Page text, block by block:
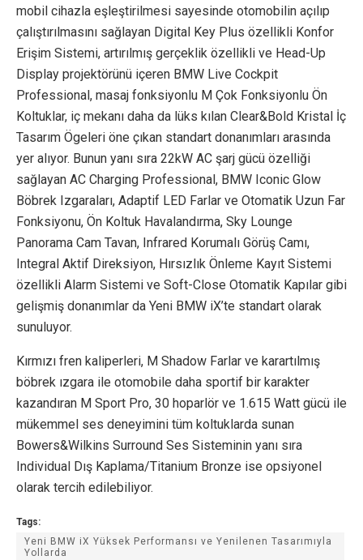
mobil cihazla eşleştirilmesi sayesinde otomobilin açılıp
çalıştırılmasını sağlayan Digital Key Plus özellikli Konfor
Erişim Sistemi, artırılmış gerçeklik özellikli ve Head-Up
Display projektörünü içeren BMW Live Cockpit
Professional, masaj fonksiyonlu M Çok Fonksiyonlu Ön
Koltuklar, iç mekanı daha da lüks kılan Clear&Bold Kristal İç
Tasarım Ögeleri öne çıkan standart donanımları arasında
yer alıyor. Bunun yanı sıra 22kW AC şarj gücü özelliği
sağlayan AC Charging Professional, BMW Iconic Glow
Böbrek Izgaraları, Adaptif LED Farlar ve Otomatik Uzun Far
Fonksiyonu, Ön Koltuk Havalandırma, Sky Lounge
Panorama Cam Tavan, Infrared Korumalı Görüş Camı,
Integral Aktif Direksiyon, Hırsızlık Önleme Kayıt Sistemi
özellikli Alarm Sistemi ve Soft-Close Otomatik Kapılar gibi
gelişmiş donanımlar da Yeni BMW iX’te standart olarak
sunuluyor.
Kırmızı fren kaliperleri, M Shadow Farlar ve karartılmış
böbrek ızgara ile otomobile daha sportif bir karakter
kazandıran M Sport Pro, 30 hoparlör ve 1.615 Watt gücü ile
mükemmel ses deneyimini tüm koltuklarda sunan
Bowers&Wilkins Surround Ses Sisteminin yanı sıra
Individual Dış Kaplama/Titanium Bronze ise opsiyonel
olarak tercih edilebiliyor.
Tags:
Yeni BMW iX Yüksek Performansı ve Yenilenen Tasarımıyla
Yollarda